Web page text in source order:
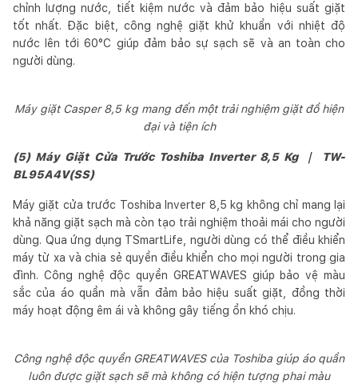
chỉnh lượng nước, tiết kiệm nước và đảm bảo hiệu suất giặt
tốt nhất. Đặc biệt, công nghệ giặt khử khuẩn với nhiệt độ
nước lên tới 60°C giúp đảm bảo sự sạch sẽ và an toàn cho
người dùng.
Máy giặt Casper 8,5 kg mang đến một trải nghiệm giặt đồ hiện
đại và tiện ích
(5) Máy Giặt Cửa Trước Toshiba Inverter 8,5 Kg ｜ TW-
BL95A4V(SS)
Máy giặt cửa trước Toshiba Inverter 8,5 kg không chỉ mang lại
khả năng giặt sạch mà còn tạo trải nghiệm thoải mái cho người
dùng. Qua ứng dụng TSmartLife, người dùng có thể điều khiển
máy từ xa và chia sẻ quyền điều khiển cho mọi người trong gia
đình. Công nghệ độc quyền GREATWAVES giúp bảo vệ màu
sắc của áo quần mà vẫn đảm bảo hiệu suất giặt, đồng thời
máy hoạt động êm ái và không gây tiếng ồn khó chịu.
Công nghệ độc quyền GREATWAVES của Toshiba giúp áo quần
luôn được giặt sạch sẽ mà không có hiện tượng phai màu